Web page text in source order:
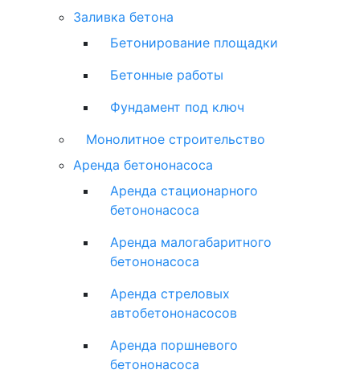
Заливка бетона
Бетонирование площадки
Бетонные работы
Фундамент под ключ
Монолитное строительство
Аренда бетононасоса
Аренда стационарного
бетононасоса
Аренда малогабаритного
бетононасоса
Аренда стреловых
автобетононасосов
Аренда поршневого
бетононасоса